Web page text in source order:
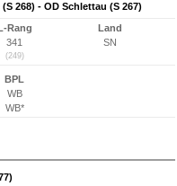
268) - OD Schlettau (S 267)
L-Rang
341
(249)
Land
SN
BPL
WB
WB*